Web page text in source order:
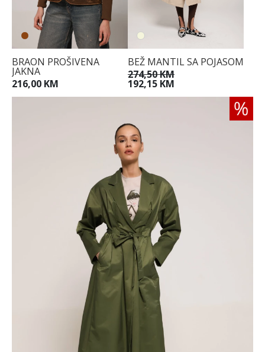
BRAON PROŠIVENA
JAKNA
216,00 KM
BEŽ MANTIL SA POJASOM
274,50 KM
192,15 KM